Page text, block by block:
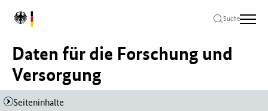
Hauptinhalt
springen
Hauptnavigation
springen
Seitenende
springen
L
B
u
n
d
Suche
Daten für die Forschung und
Versorgung
Seiteninhalte